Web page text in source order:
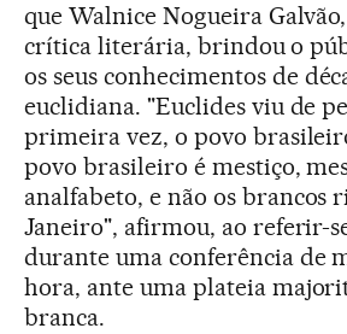
que Walnice Nogueira
crítica literária, brindou o
os seus conhecimentos de
euclidiana. "Euclides viu de
primeira vez, o povo
povo brasileiro é mestiço,
analfabeto, e não os brancos
Janeiro", afirmou, ao referir-
durante uma conferência de
hora, ante uma plateia
branca.